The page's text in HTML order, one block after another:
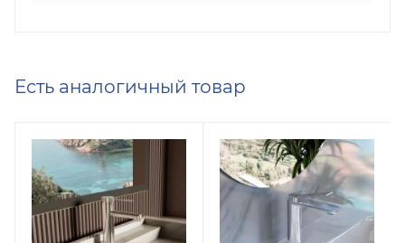
Есть аналогичный товар